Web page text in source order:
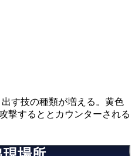
す技の種類が増える。黄色
撃するととカウンターされる